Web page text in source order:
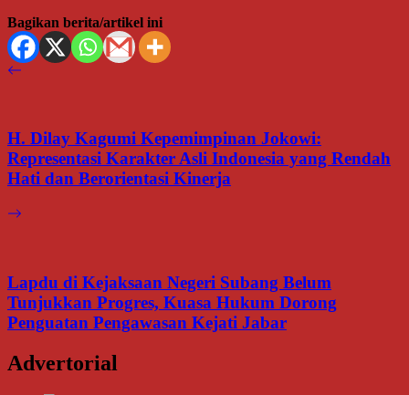
Bagikan berita/artikel ini
H. Dilay Kagumi Kepemimpinan Jokowi:
Representasi Karakter Asli Indonesia yang Rendah
Hati dan Berorientasi Kinerja
Lapdu di Kejaksaan Negeri Subang Belum
Tunjukkan Progres, Kuasa Hukum Dorong
Penguatan Pengawasan Kejati Jabar
Advertorial